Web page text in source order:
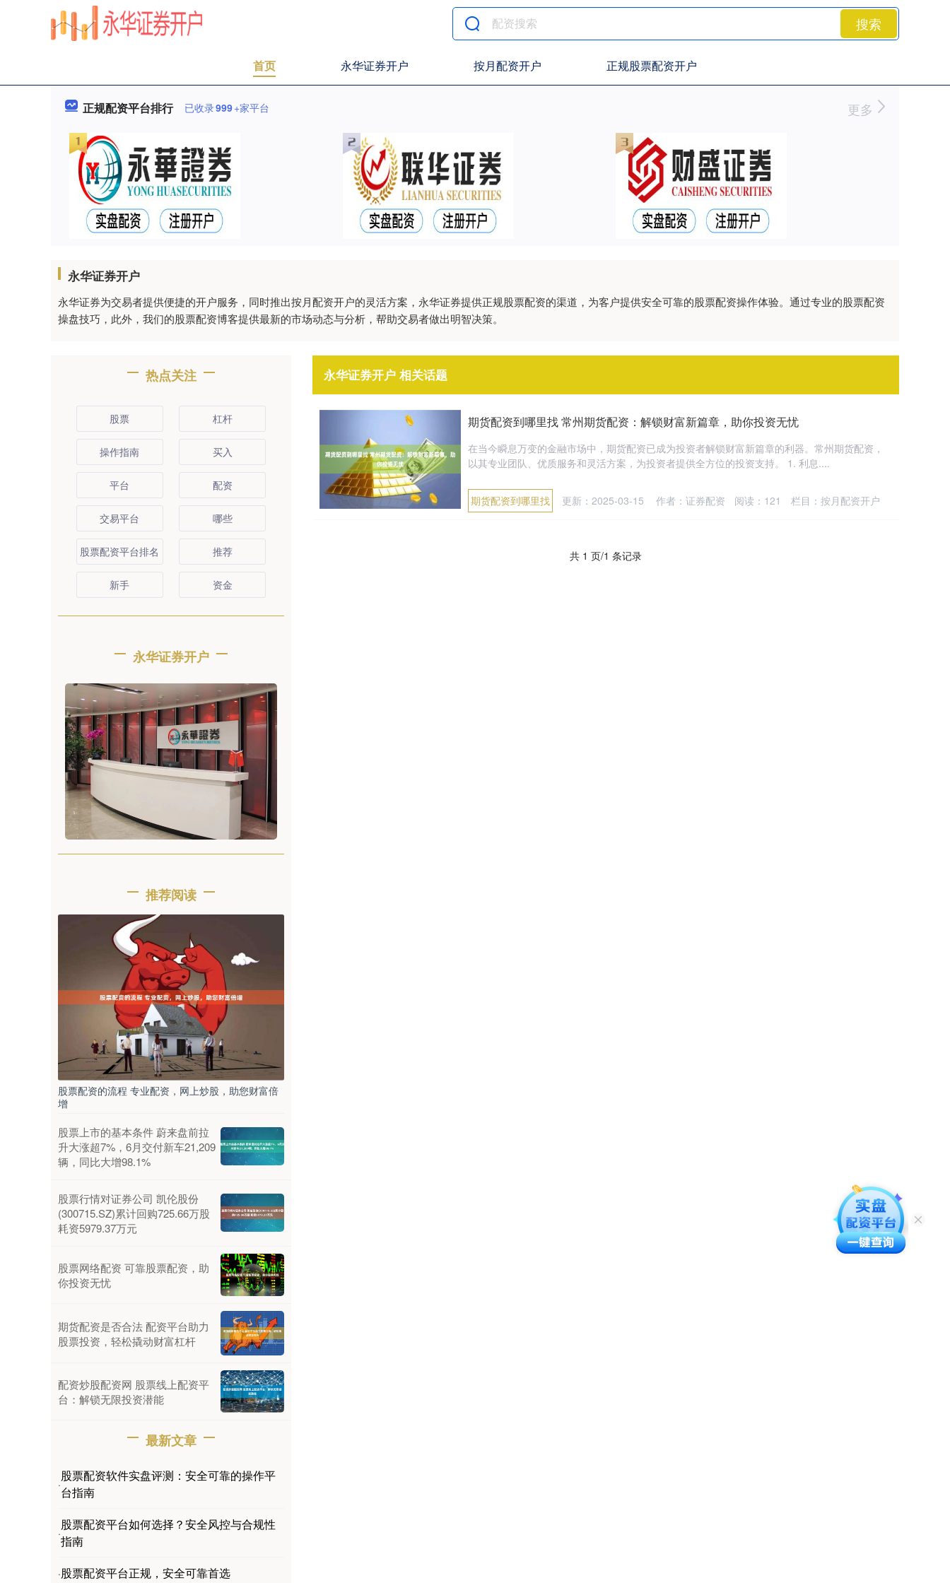
搜索
首页 永华证券开户 按月配资开户 正规股票配资开户
正规配资平台排行 已收录999+家平台 更多
永华证券开户
永华证券为交易者提供便捷的开户服务，同时推出按月配资开户的灵活方案，永华证券提供正规股票配资的渠道，为客户提供安全可靠的股票配资操作体验。通过专业的股票配资
操盘技巧，此外，我们的股票配资博客提供最新的市场动态与分析，帮助交易者做出明智决策。
永华证券开户 相关话题
期货配资到哪里找 常州期货配资：解锁财富新篇章，助你投资无忧
在当今瞬息万变的金融市场中，期货配资已成为投资者解锁财富新篇章的利器。常州期货配资，
以其专业团队、优质服务和灵活方案，为投资者提供全方位的投资支持。 1. 利息....
期货配资到哪里找 更新：2025-03-15 作者：证券配资 阅读： 121 栏目： 按月配资开户
共 1 页/1 条记录
热点关注
股票 杠杆
操作指南 买入
平台 配资
交易平台 哪些
股票配资平台排名 推荐
新手 资金
永华证券开户
推荐阅读
股票配资的流程 专业配资，网上炒股，助您财富倍
增
股票上市的基本条件 蔚来盘前拉
升大涨超7%，6月交付新车21,209
辆，同比大增98.1%
股票行情对证券公司 凯伦股份
(300715.SZ)累计回购725.66万股
耗资5979.37万元
股票网络配资 可靠股票配资，助
你投资无忧
期货配资是否合法 配资平台助力
股票投资，轻松撬动财富杠杆
配资炒股配资网 股票线上配资平
台：解锁无限投资潜能
最新文章
·
股票配资软件实盘评测：安全可靠的操作平
台指南
·
股票配资平台如何选择？安全风控与合规性
指南
·股票配资平台正规，安全可靠首选